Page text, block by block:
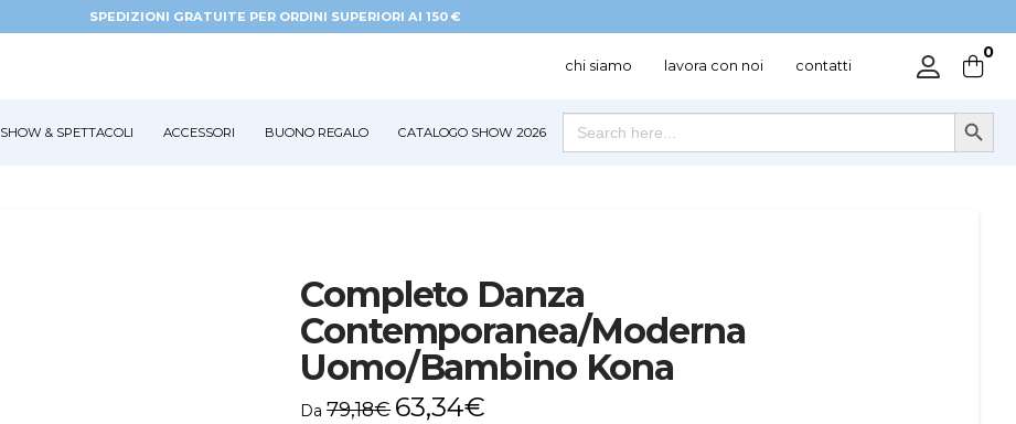
SPEDIZIONI GRATUITE PER ORDINI SUPERIORI AI 150 €
chi siamo lavora con noi contatti
0
SHOW & SPETTACOLI ACCESSORI BUONO REGALO CATALOGO SHOW 2026
Search
for:
Search Button
Completo Danza
Contemporanea/Moderna
Uomo/Bambino Kona
Da79,18€ 63,34€